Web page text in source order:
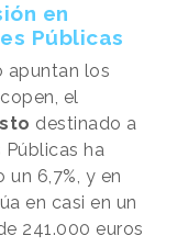
en
Públicas
apuntan los
el
destinado a
Públicas ha
un 6,7%, y en
en casi en un
241.000 euros